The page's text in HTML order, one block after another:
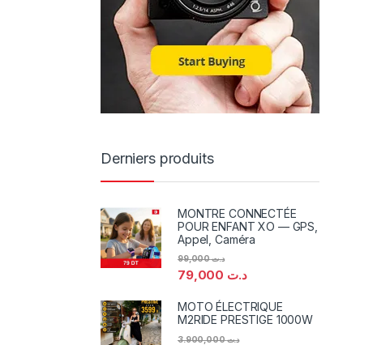
Derniers produits
MONTRE CONNECTÉE
POUR ENFANT XO — GPS,
Appel, Caméra
د.ت
د.ت99,000
MOTO ÉLECTRIQUE
M2RIDE PRESTIGE 1000W
د.ت3.900,000